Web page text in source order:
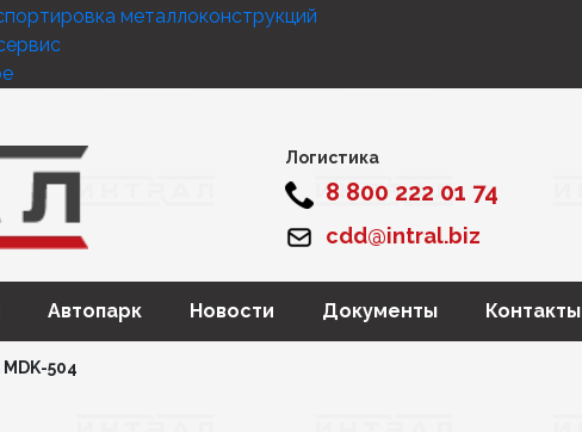
металлоконструкций
Логистика
8 800 222 01 74
cdd@intral.biz
Автопарк Новости Документы Контакты
504